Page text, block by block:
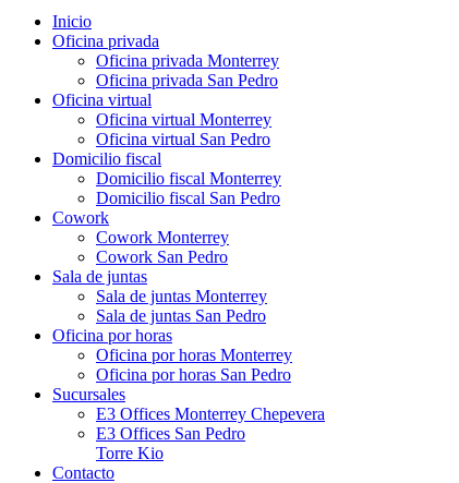
Inicio
Oficina privada
Oficina privada Monterrey
Oficina privada San Pedro
Oficina virtual
Oficina virtual Monterrey
Oficina virtual San Pedro
Domicilio fiscal
Domicilio fiscal Monterrey
Domicilio fiscal San Pedro
Cowork
Cowork Monterrey
Cowork San Pedro
Sala de juntas
Sala de juntas Monterrey
Sala de juntas San Pedro
Oficina por horas
Oficina por horas Monterrey
Oficina por horas San Pedro
Sucursales
E3 Offices Monterrey Chepevera
E3 Offices San Pedro
Torre Kio
Contacto